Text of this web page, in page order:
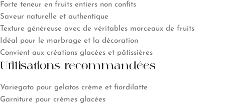
Forte teneur en fruits entiers non confits
Saveur naturelle et authentique
Texture généreuse avec de véritables morceaux de fruits
Idéal pour le marbrage et la décoration
Convient aux créations glacées et pâtissières
Utilisations recommandées
Variegato pour gelatos crème et fiordilatte
Garniture pour crèmes glacées